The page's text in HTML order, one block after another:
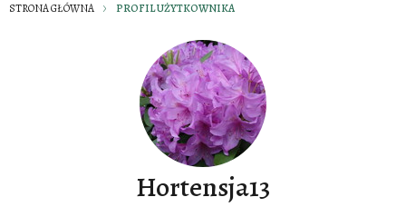
STRONA GŁÓWNA PROFIL UŻYTKOWNIKA
Hortensja13